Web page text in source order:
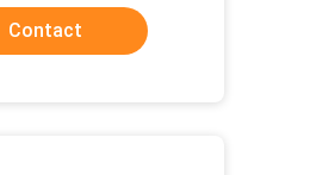
Contact